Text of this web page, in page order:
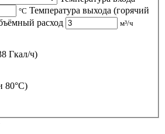
°C Температура выхода (горячий
расход м³/ч
Гкал/ч)
80°C)